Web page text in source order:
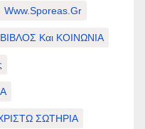
Www.sporeas.gr
ΒΙΒΛΟΣ Και ΚΟΙΝΩΝΙΑ
ΣΩΤΗΡΙΑ